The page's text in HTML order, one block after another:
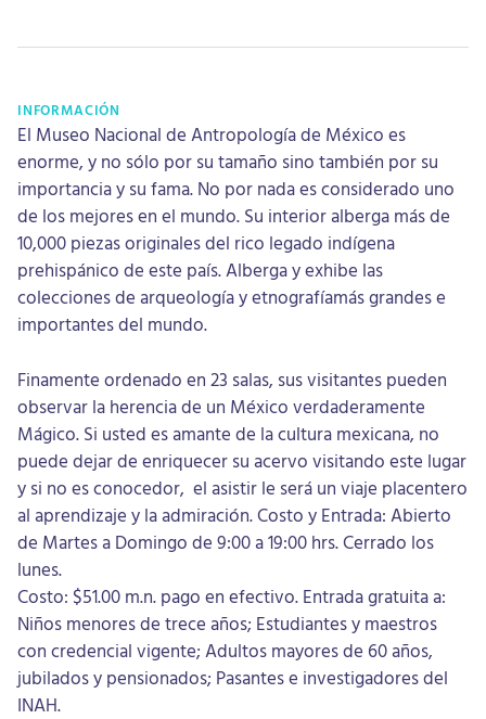
INFORMACIÓN
El Museo Nacional de Antropología de México es
enorme, y no sólo por su tamaño sino también por su
importancia y su fama. No por nada es considerado uno
de los mejores en el mundo. Su interior alberga más de
10,000 piezas originales del rico legado indígena
prehispánico de este país. Alberga y exhibe las
colecciones de arqueología y etnografíamás grandes e
importantes del mundo.
Finamente ordenado en 23 salas, sus visitantes pueden
observar la herencia de un México verdaderamente
Mágico. Si usted es amante de la cultura mexicana, no
puede dejar de enriquecer su acervo visitando este lugar
y si no es conocedor, el asistir le será un viaje placentero
al aprendizaje y la admiración. Costo y Entrada: Abierto
de Martes a Domingo de 9:00 a 19:00 hrs. Cerrado los
lunes.
Costo: $51.00 m.n. pago en efectivo. Entrada gratuita a:
Niños menores de trece años; Estudiantes y maestros
con credencial vigente; Adultos mayores de 60 años,
jubilados y pensionados; Pasantes e investigadores del
INAH.